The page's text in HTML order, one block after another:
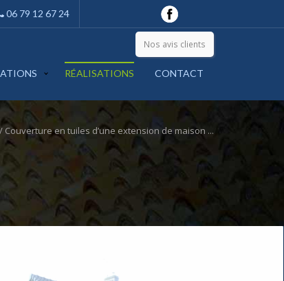
06 79 12 67 24
Nos avis clients
RÉALISATIONS CONTACT
/ Couverture en tuiles d’une extension de maison ...